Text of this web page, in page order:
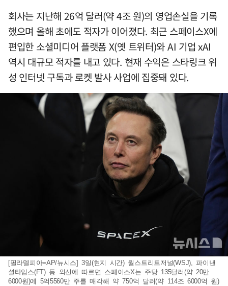
회사는 지난해 26억 달러(약 4조 원)의 영업손실을 기록
했으며 올해 초에도 적자가 이어졌다. 최근 스페이스X에
편입한 소셜미디어 플랫폼 X(옛 트위터)와 AI 기업 xAI
역시 대규모 적자를 내고 있다. 현재 수익은 스타링크 위
성 인터넷 구독과 로켓 발사 사업에 집중돼 있다.
[필라델피아=AP/뉴시스] 3일(현지 시간) 월스트리트저널(WSJ), 파이낸
셜타임스(FT) 등 외신에 따르면 스페이스X는 주당 135달러(약 20만
6000원)에 5억5560만 주를 매각해 약 750억 달러(약 114조 6000억 원)